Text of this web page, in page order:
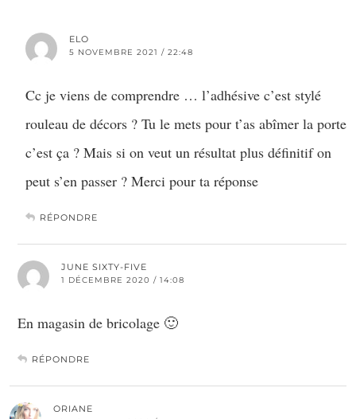
ELO
5 NOVEMBRE 2021 / 22:48
Cc je viens de comprendre … l’adhésive c’est stylé
rouleau de décors ? Tu le mets pour t’as abîmer la porte
c’est ça ? Mais si on veut un résultat plus définitif on
peut s’en passer ? Merci pour ta réponse
RÉPONDRE
JUNE SIXTY-FIVE
1 DÉCEMBRE 2020 / 14:08
En magasin de bricolage 🙂
RÉPONDRE
ORIANE